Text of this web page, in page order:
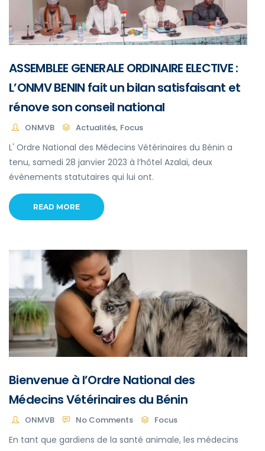
ASSEMBLEE GENERALE ORDINAIRE ELECTIVE :
L’ONMV BENIN fait un bilan satisfaisant et
rénove son conseil national
ONMVB Actualités, Focus
L' Ordre National des Médecins Vétérinaires du Bénin a
tenu, samedi 28 janvier 2023 à l’hôtel Azalaï, deux
évènements statutaires qui lui ont.
READ MORE
Bienvenue à l’Ordre National des
Médecins Vétérinaires du Bénin
ONMVB No Comments Focus
En tant que gardiens de la santé animale, les médecins